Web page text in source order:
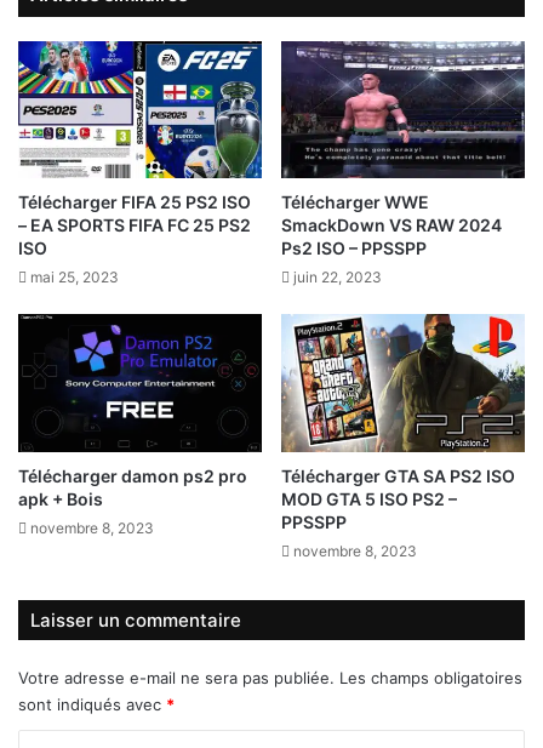
Télécharger FIFA 25 PS2 ISO
– EA SPORTS FIFA FC 25 PS2
ISO
mai 25, 2023
Télécharger WWE
SmackDown VS RAW 2024
Ps2 ISO – PPSSPP
juin 22, 2023
Télécharger damon ps2 pro
apk + Bois
novembre 8, 2023
Télécharger GTA SA PS2 ISO
MOD GTA 5 ISO PS2 –
PPSSPP
novembre 8, 2023
Laisser un commentaire
Votre adresse e-mail ne sera pas publiée. Les champs obligatoires
sont indiqués avec *